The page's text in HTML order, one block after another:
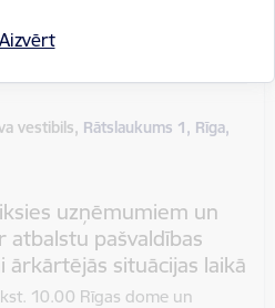
vestibils, Rātslaukums 1, Rīga,
uzņēmumiem un
atbalstu pašvaldības
ārkārtējās situācijas laikā
10.00 Rīgas dome un